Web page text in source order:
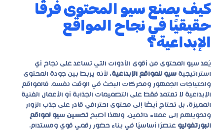
كيف يصنع سيو المحتوى فرقًا
حقيقيًا في نجاح المواقع
الإبداعية؟
يُعد سيو المحتوى من أقوى الأدوات التي تساعد على نجاح أي
استراتيجية سيو للمواقع الإبداعية، لأنه يربط بين جودة المحتوى
واحتياجات الجمهور ومحركات البحث في الوقت نفسه. فالمواقع
الإبداعية لا تعتمد فقط على التصميمات الجذابة أو الأعمال الفنية
المميزة، بل تحتاج أيضًا إلى محتوى احترافي قادر على جذب الزوار
وتحويلهم إلى عملاء دائمين. ولهذا أصبح تحسين سيو لمواقع
البورتفوليو عنصرًا أساسيًا في بناء حضور رقمي قوي ومستدام.